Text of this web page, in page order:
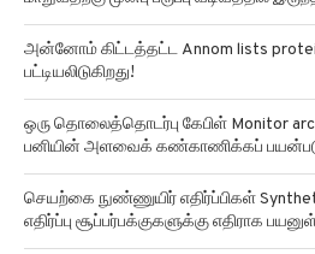
அன்னோம் கிட்டத்தட்ட Annom lists
பட்டியலிடுகிறது!
ஒரு தொலைத்தொடர்பு கேபிள் Monitor
பனியின் அளவைக் கண்காணிக்கப்
செயற்கை நுண்ணுயிர் எதிர்ப்பிகள்
எதிர்ப்பு சூப்பர்பக்குகளுக்கு எதிராக